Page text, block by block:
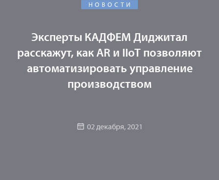
НОВОСТИ
Эксперты КАДФЕМ Диджитал
расскажут, как AR и IIoT позволяют
автоматизировать управление
производством
02 декабря, 2021